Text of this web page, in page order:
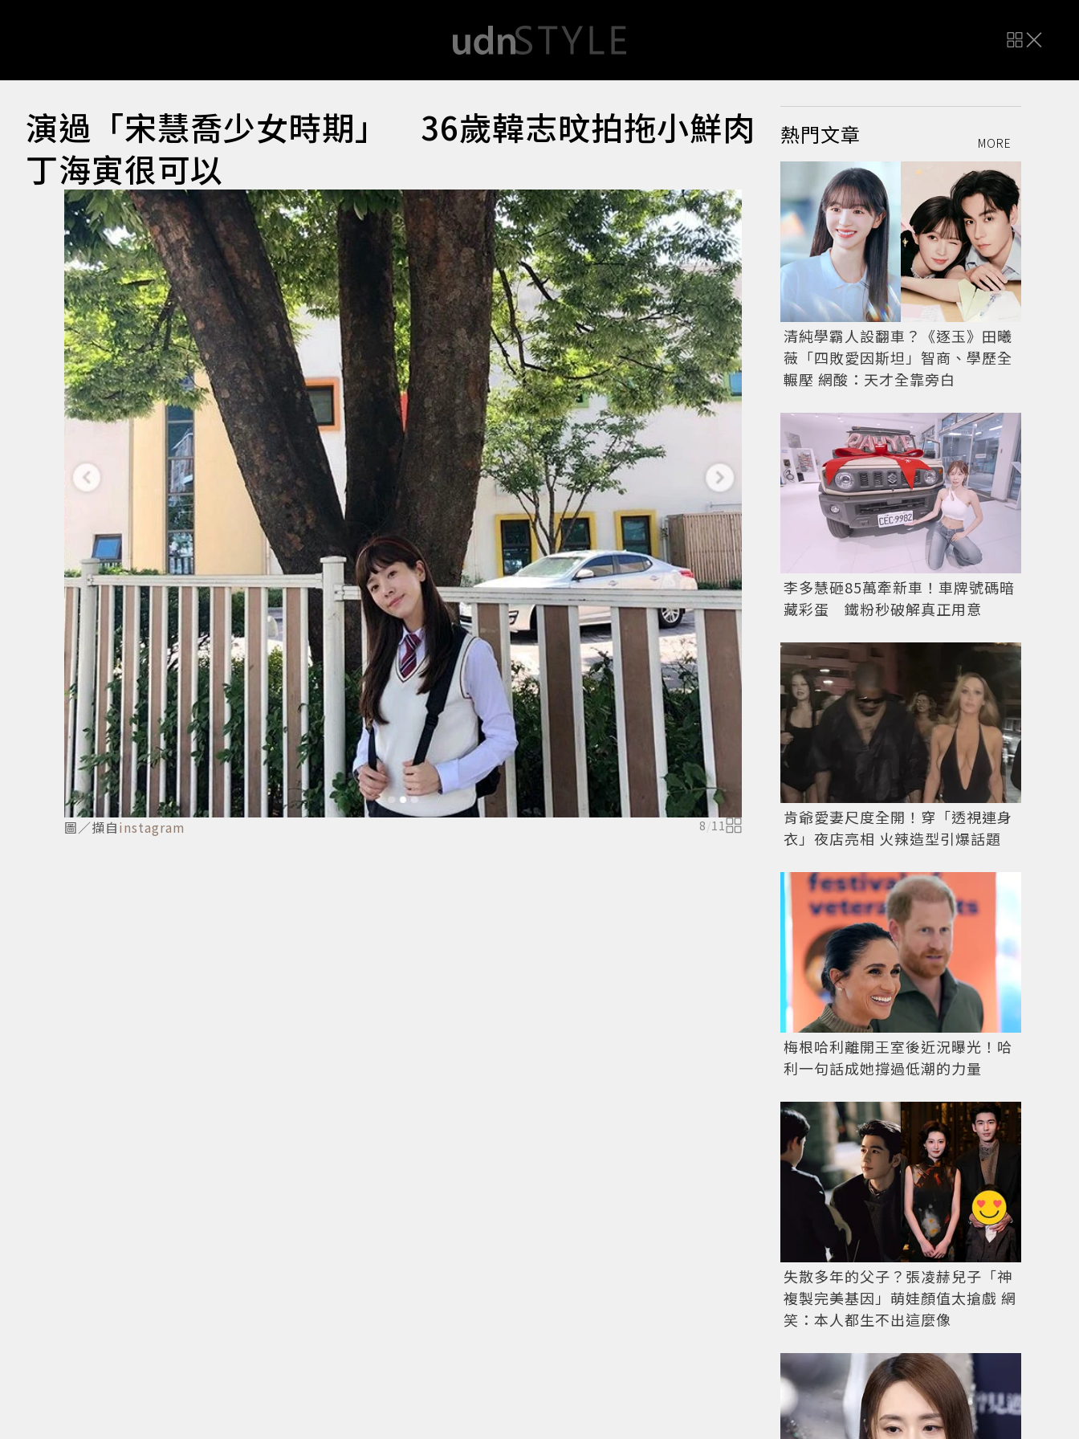
演過「宋慧喬少女時期」 36歲韓志旼拍拖小鮮肉
丁海寅很可以
圖／擷自instagram 8/11
圖／擷自instagram
熱門文章 MORE
清純學霸人設翻車？《逐玉》田曦
薇「四敗愛因斯坦」智商、學歷全
輾壓 網酸：天才全靠旁白
李多慧砸85萬牽新車！車牌號碼暗
藏彩蛋 鐵粉秒破解真正用意
肯爺愛妻尺度全開！穿「透視連身
衣」夜店亮相 火辣造型引爆話題
梅根哈利離開王室後近況曝光！哈
利一句話成她撐過低潮的力量
失散多年的父子？張凌赫兒子「神
複製完美基因」萌娃顏值太搶戲 網
笑：本人都生不出這麼像